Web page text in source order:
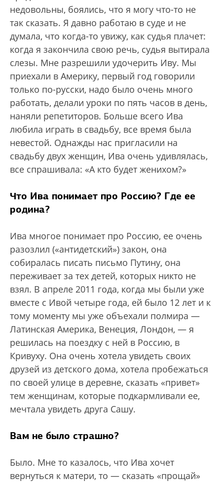
недовольны, боялись, что я могу что-то не
так сказать. Я давно работаю в суде и не
думала, что когда-то увижу, как судья плачет:
когда я закончила свою речь, судья вытирала
слезы. Мне разрешили удочерить Иву. Мы
приехали в Америку, первый год говорили
только по-русски, надо было очень много
работать, делали уроки по пять часов в день,
наняли репетиторов. Больше всего Ива
любила играть в свадьбу, все время была
невестой. Однажды нас пригласили на
свадьбу двух женщин, Ива очень удивлялась,
все спрашивала: «А кто будет женихом?»
Что Ива понимает про Россию? Где ее
родина?
Ива многое понимает про Россию, ее очень
разозлил («антидетский») закон, она
собиралась писать письмо Путину, она
переживает за тех детей, которых никто не
взял. В апреле 2011 года, когда мы были уже
вместе с Ивой четыре года, ей было 12 лет и к
тому моменту мы уже объехали полмира —
Латинская Америка, Венеция, Лондон, — я
решилась на поездку с ней в Россию, в
Кривуху. Она очень хотела увидеть своих
друзей из детского дома, хотела пробежаться
по своей улице в деревне, сказать «привет»
тем женщинам, которые подкармливали ее,
мечтала увидеть друга Сашу.
Вам не было страшно?
Было. Мне то казалось, что Ива хочет
вернуться к матери, то — сказать «прощай»